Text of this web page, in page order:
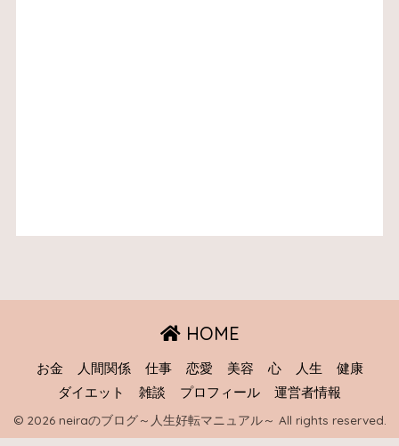
HOME
お金 人間関係 仕事 恋愛 美容 心 人生
健康
ダイエット
雑談 プロフィール 運営者情報
© 2026 neiraのブログ～人生好転マニュアル～ All rights reserved.